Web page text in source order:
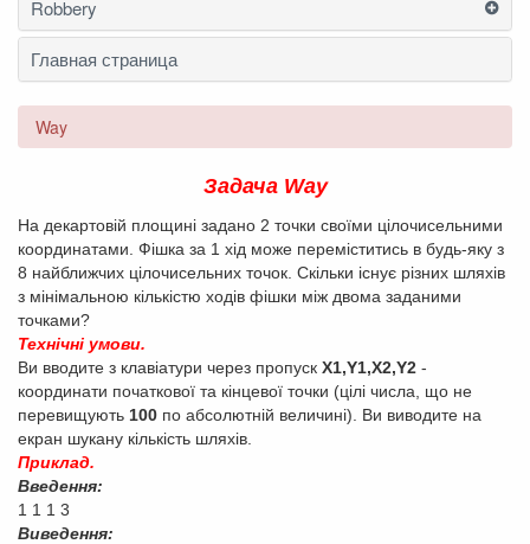
Robbery
Главная страница
Way
Задача Way
На декартовiй площинi задано 2 точки своїми цiлочисельними
координатами. Фiшка за 1 хiд може перемiститись в будь-яку з
8 найближчих цiлочисельних точок. Скiльки iснує рiзних шляхiв
з мiнiмальною кiлькiстю ходiв фiшки мiж двома заданими
точками?
Технiчнi умови.
Ви вводите з клавiатури через пропуск X1,Y1,X2,Y2 -
координати початкової та кiнцевої точки (цiлi числа, що не
перевищують 100 по абсолютнiй величинi). Ви виводите на
екран шукану кiлькiсть шляхiв.
Приклад.
Введення:
1 1 1 3
Виведення: